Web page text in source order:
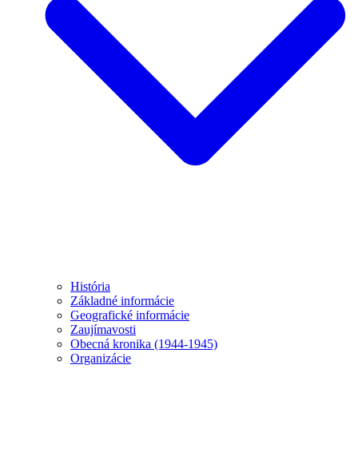
História
Základné informácie
Geografické informácie
Zaujímavosti
Obecná kronika (1944-1945)
Organizácie